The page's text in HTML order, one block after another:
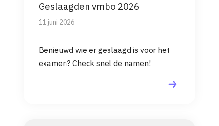
Geslaagden vmbo 2026
11 juni 2026
Benieuwd wie er geslaagd is voor het
examen? Check snel de namen!